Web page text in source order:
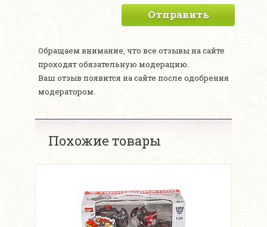
Отправить
Обращаем внимание, что все отзывы на сайте
проходят обязательную модерацию.
Ваш отзыв появится на сайте после одобрения
модератором.
Похожие товары